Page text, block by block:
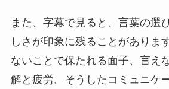
また、字幕で見ると、言葉の選
しさが印象に残ることがありま
ないことで保たれる面子、言え
解と疲労。そうしたコミュニケ